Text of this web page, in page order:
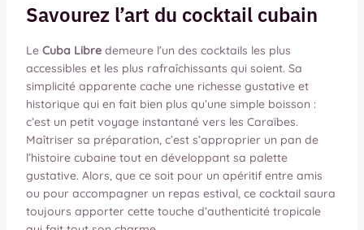
Savourez l’art du cocktail cubain
Le Cuba Libredemeure l’un des cocktails les plus
accessibles et les plus rafraîchissants qui soient. Sa
simplicité apparente cache une richesse gustative et
historique qui en fait bien plus qu’une simple boisson :
c’est un petit voyage instantané vers les Caraïbes.
Maîtriser sa préparation, c’est s’approprier un pan de
l’histoire cubaine tout en développant sa palette
gustative. Alors, que ce soit pour un apéritif entre amis
ou pour accompagner un repas estival, ce cocktail saura
toujours apporter cette touche d’authenticité tropicale